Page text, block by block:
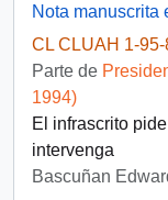
CL CLUAH 1-95-
Parte de
1994)
El infrascrito
intervenga
Bascuñan